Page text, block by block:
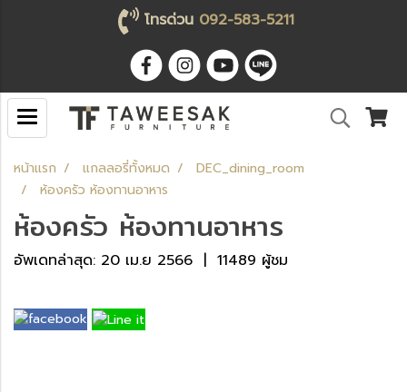
โทรด่วน 092-583-5211
หน้าแรก แกลลอรี่ทั้งหมด
DEC_dining_room
ห้องครัว ห้องทานอาหาร
ห้องครัว ห้องทานอาหาร
อัพเดทล่าสุด: 20 เม.ย 2566 | 11489 ผู้ชม